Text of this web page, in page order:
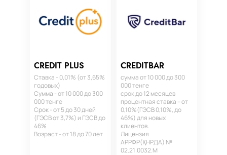
CREDIT PLUS
Ставка - 0,01% (от 3,65%
годовых)
Сумма - от 10 000 до 300
000 тенге
Срок - от 5 до 30 дней
(ГЭСВ от 3,7%) и ГЭСВ до
46%
Возраст - от 18 до 70 лет
CREDITBAR
сумма от 10 000 до 300
000 тенге
срок до 12 месяцев
процентная ставка – от
0,10%(ГЭСВ 0,10%, до
46%) для новых
клиентов.
Лицензия
АРРФР(ҚНРДА) №
02.21.0032.М